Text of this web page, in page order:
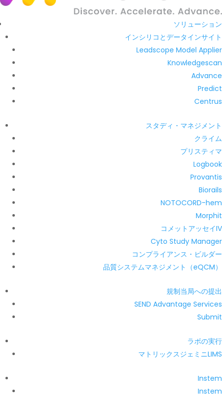
ソリューション
インシリコとデータインサイト
Leadscope Model Applier
Knowledgescan
Advance
Predict
Centrus
スタディ・マネジメント
クライム
プリスティマ
Logbook
Provantis
Biorails
NOTOCORD-hem
Morphit
コメットアッセイIV
Cyto Study Manager
コンプライアンス・ビルダー
品質システムマネジメント（eQCM）
規制当局への提出
SEND Advantage Services
Submit
ラボの実行
マトリックスジェミニLIMS
Instem
Instem